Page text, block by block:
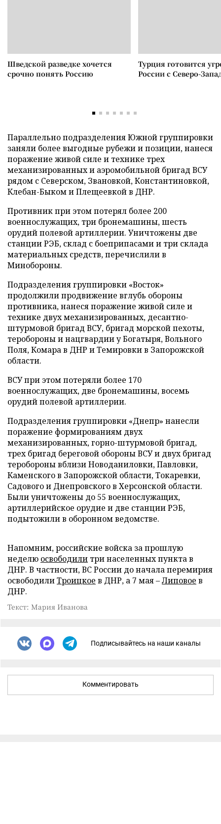
Шведской разведке хочется
срочно понять Россию
Турция готовится
России с Северо-
Параллельно подразделения Южной группировки
заняли более выгодные рубежи и позиции, нанеся
поражение живой силе и технике трех
механизированных и аэромобильной бригад ВСУ
рядом с Северском, Звановкой, Константиновкой,
Клебан-Быком и Плещеевкой в ДНР.
Противник при этом потерял более 200
военнослужащих, три бронемашины, шесть
орудий полевой артиллерии. Уничтожены две
станции РЭБ, склад с боеприпасами и три склада
материальных средств, перечислили в
Минобороны.
Подразделения группировки «Восток»
продолжили продвижение вглубь обороны
противника, нанеся поражение живой силе и
технике двух механизированных, десантно-
штурмовой бригад ВСУ, бригад морской пехоты,
теробороны и нацгвардии у Богатыря, Вольного
Поля, Комара в ДНР и Темировки в Запорожской
области.
ВСУ при этом потеряли более 170
военнослужащих, две бронемашины, восемь
орудий полевой артиллерии.
Подразделения группировки «Днепр» нанесли
поражение формированиям двух
механизированных, горно-штурмовой бригад,
трех бригад береговой обороны ВСУ и двух бригад
теробороны вблизи Новоданиловки, Павловки,
Каменского в Запорожской области, Токаревки,
Садового и Днепровского в Херсонской области.
Были уничтожены до 55 военнослужащих,
артиллерийское орудие и две станции РЭБ,
подытожили в оборонном ведомстве.
Напомним, российские войска за прошлую
неделю освободили три населенных пункта в
ДНР. В частности, ВС России до начала перемирия
освободилиТроицкое в ДНР, а 7 мая –Липовое в
ДНР.
Текст: Мария Иванова
Подписывайтесь на наши каналы
Комментировать